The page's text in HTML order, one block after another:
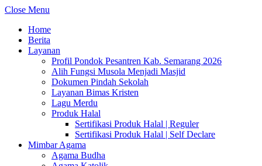
Close Menu
Home
Berita
Layanan
Profil Pondok Pesantren Kab. Semarang 2026
Alih Fungsi Musola Menjadi Masjid
Dokumen Pindah Sekolah
Layanan Bimas Kristen
Lagu Merdu
Produk Halal
Sertifikasi Produk Halal | Reguler
Sertifikasi Produk Halal | Self Declare
Mimbar Agama
Agama Budha